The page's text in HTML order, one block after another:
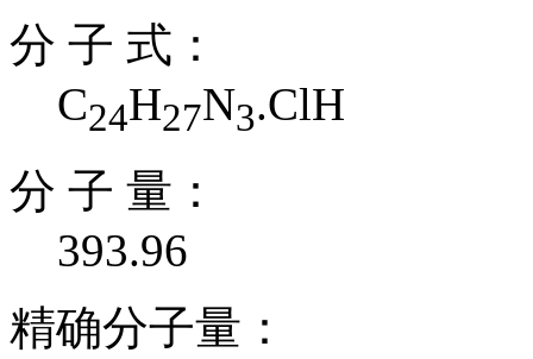
分 子 式：
C24H27N3.ClH
分 子 量：
393.96
精确分子量：